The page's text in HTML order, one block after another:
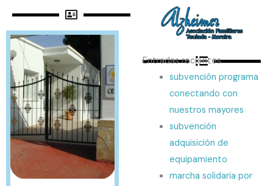
Entradas recientes
subvención programa
conectando con
nuestros mayores
subvención
adquisición de
equipamiento
marcha solidaria por